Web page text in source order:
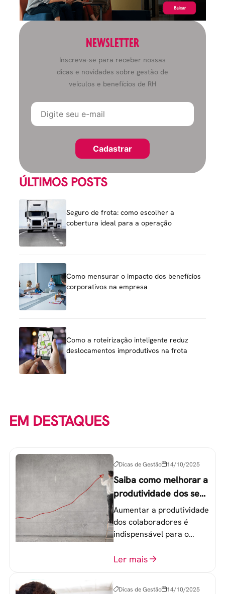
NEWSLETTER
Inscreva-se para receber nossas
dicas e novidades sobre gestão de
veículos e benefícios de RH
ÚLTIMOS POSTS
Seguro de frota: como escolher a
cobertura ideal para a operação
Como mensurar o impacto dos benefícios
corporativos na empresa
Como a roteirização inteligente reduz
deslocamentos improdutivos na frota
EM DESTAQUES
Dicas de Gestão 14/10/2025
Saiba como melhorar a
produtividade dos seus
colaboradores
Aumentar a produtividade
dos colaboradores é
indispensável para o
equipe de trabalho. 6
Ler mais
Dicas de Gestão 14/10/2025